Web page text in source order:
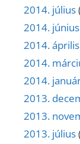
2014. július
2014. június
2014. április
2014.
2014.
2013.
2013.
2013. július